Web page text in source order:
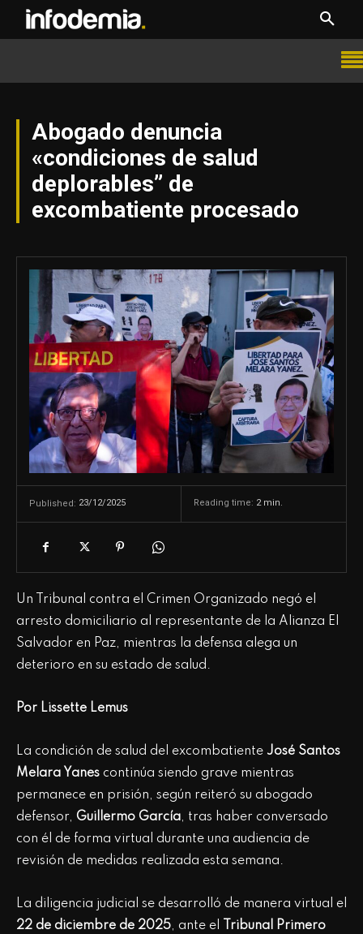
Abogado denuncia
«condiciones de salud
deplorables” de
excombatiente procesado
Published: 23/12/2025 Reading time: 2min.
Un Tribunal contra el Crimen Organizado negó el
arresto domiciliario al representante de la Alianza El
Salvador en Paz, mientras la defensa alega un
deterioro en su estado de salud.
Por Lissette Lemus
La condición de salud del excombatiente José Santos
Melara Yanes continúa siendo grave mientras
permanece en prisión, según reiteró su abogado
defensor, Guillermo García, tras haber conversado
con él de forma virtual durante una audiencia de
revisión de medidas realizada esta semana.
La diligencia judicial se desarrolló de manera virtual el
22 de diciembre de 2025, ante el Tribunal Primero